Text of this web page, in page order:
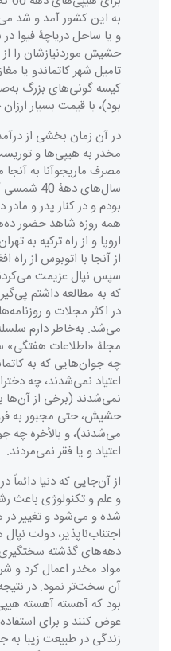
به این کشور آمد و شد
و یا ساحل دریاچۀ فیوا
حشیش موردنیازشان را
تامیل شهر کاتماندو یا
کیسه گونی‌های بزرگ
بود)، با قیمت بسیار
در آن زمان بخشی از
مخدر به هیپی‌ها و
مصرف ماریجوآنا به
سال‌های
بودم و در کنار پدر و
همه روزه شاهد حضور
اروپا و از راه ترکیه به
از آنجا با اتوبوس از راه
سپس نپال عزیمت
که به مطالعه داشتم
در اکثر مجلات و
می‌شد. به‌خاطر دارم
چه جوان‌هایی که به
اعتیاد نمی‌شدند، چه
نمی‌شدند (برخی از آن‌ها
حشیش، حتی مجبور به
می‌شدند)، و بالأخره چه
اعتیاد و یا فقر نمی‌مردند.
از آن‌جایی که دنیا
و علم و تکنولوژی باعث
شده و می‌شود و تغییر
اجتناب‌ناپذیر، دولت
دهه‌های گذشته
مواد مخدر اعمال کرد و
آن سخت‌تر نمود. در نتیجه
بود که آهسته آهسته
عوض کنند و برای
زندگی در طبیعت زیبا